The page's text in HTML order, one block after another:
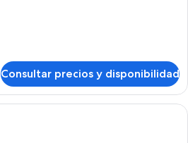
Consultar precios y disponibilidad